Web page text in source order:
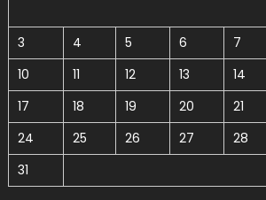
3
4 5 6 7
10
11 12 13 14
17
18 19 20 21
24
25 26 27 28
31